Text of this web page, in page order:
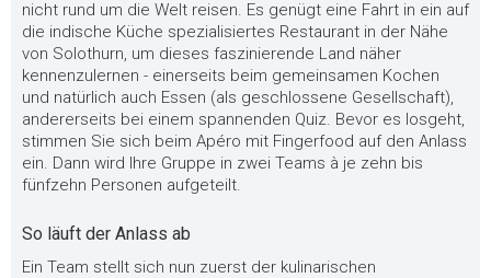
nicht rund um die Welt reisen. Es genügt eine Fahrt in ein auf
die indische Küche spezialisiertes Restaurant in der Nähe
von Solothurn, um dieses faszinierende Land näher
kennenzulernen - einerseits beim gemeinsamen Kochen
und natürlich auch Essen (als geschlossene Gesellschaft),
andererseits bei einem spannenden Quiz. Bevor es losgeht,
stimmen Sie sich beim Apéro mit Fingerfood auf den Anlass
ein. Dann wird Ihre Gruppe in zwei Teams à je zehn bis
fünfzehn Personen aufgeteilt.
So läuft der Anlass ab
Ein Team stellt sich nun zuerst der kulinarischen